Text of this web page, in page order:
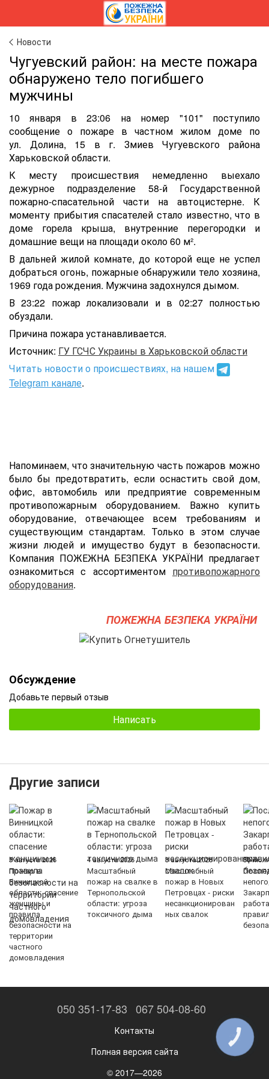
Новости
Чугуевский район: на месте пожара
обнаружено тело погибшего
мужчины
10 января в 23:06 на номер "101" поступило
сообщение о пожаре в частном жилом доме по
ул. Долина, 15 в г. Змиев Чугуевского района
Харьковской области.
К месту происшествия немедленно выехало
дежурное подразделение 58-й Государственной
пожарно-спасательной части на автоцистерне. К
моменту прибытия спасателей стало известно, что в
доме горела крыша, внутренние перегородки и
домашние вещи на площади около 60 м².
В дальней жилой комнате, до которой еще не успел
добраться огонь, пожарные обнаружили тело хозяина,
1969 года рождения. Мужчина задохнулся дымом.
В 23:22 пожар локализовали и в 02:27 полностью
обуздали.
Причина пожара устанавливается.
Источник: ГУ ГСЧС Украины в Харьковской области
Читать новости о происшествиях, на нашем
Telegram канале.
Напоминаем, что значительную часть пожаров можно
было бы предотвратить, если оснастить cвой дом,
офис, автомобиль или предприятие современным
противопожарным оборудованием. Важно купить
оборудование, отвечающее всем требованиям и
существующим стандартам. Только в этом случае
жизни людей и имущество будут в безопасности.
Компания ПОЖЕЖНА БЕЗПЕКА УКРАЇНИ предлагает
ознакомиться с ассортиментом противопожарного
оборудования.
ПОЖЕЖНА БЕЗПЕКА УКРАЇНИ
Обсуждение
Добавьте первый отзыв
Написать
Другие записи
5 августа 2026
Пожар в
Винницкой
области: спасение
женщины и
правила
безопасности на
территории
частного
домовладения
4 августа 2026
Масштабный
пожар на свалке в
Тернопольской
области: угроза
токсичного дыма
3 августа 2026
Масштабный
пожар в Новых
Петровцах - риски
несанкционирован
ных свалок
30
050 351-17-83 067 504-08-60
Контакты
Полная версия сайта
© 2017—2026
КНОПКА
ЗВ'ЯЗКУ